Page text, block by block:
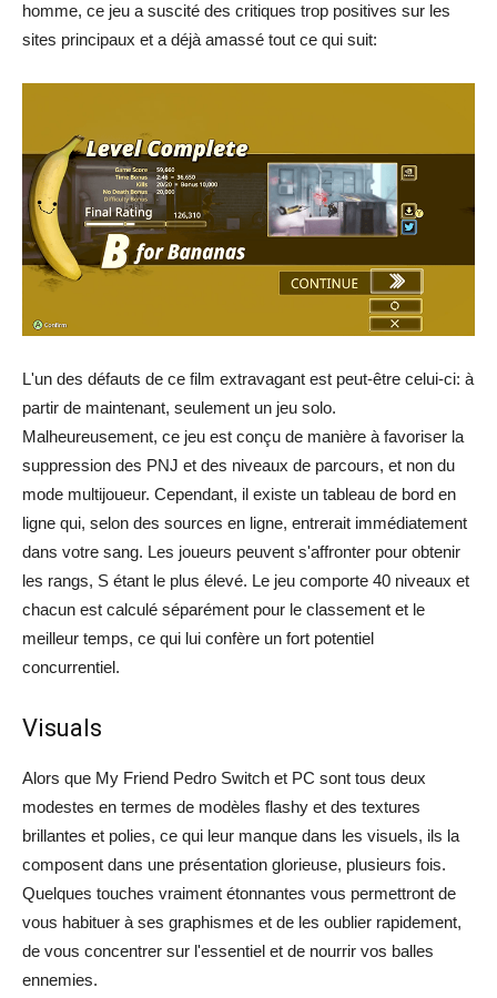
homme, ce jeu a suscité des critiques trop positives sur les
sites principaux et a déjà amassé tout ce qui suit:
L'un des défauts de ce film extravagant est peut-être celui-ci: à
partir de maintenant, seulement un jeu solo.
Malheureusement, ce jeu est conçu de manière à favoriser la
suppression des PNJ et des niveaux de parcours, et non du
mode multijoueur. Cependant, il existe un tableau de bord en
ligne qui, selon des sources en ligne, entrerait immédiatement
dans votre sang. Les joueurs peuvent s'affronter pour obtenir
les rangs, S étant le plus élevé. Le jeu comporte 40 niveaux et
chacun est calculé séparément pour le classement et le
meilleur temps, ce qui lui confère un fort potentiel
concurrentiel.
Visuals
Alors que My Friend Pedro Switch et PC sont tous deux
modestes en termes de modèles flashy et des textures
brillantes et polies, ce qui leur manque dans les visuels, ils la
composent dans une présentation glorieuse, plusieurs fois.
Quelques touches vraiment étonnantes vous permettront de
vous habituer à ses graphismes et de les oublier rapidement,
de vous concentrer sur l'essentiel et de nourrir vos balles
ennemies.